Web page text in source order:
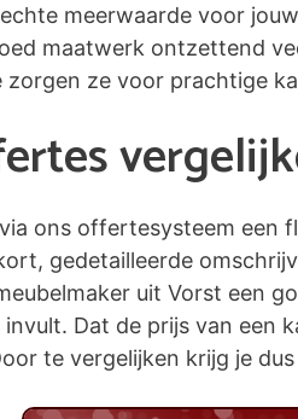
meerwaarde voor
maatwerk ontzettend
zorgen ze voor prachtige
ons offertesysteem een
gedetailleerde
uit Vorst een
Dat de prijs van een
te vergelijken krijg je